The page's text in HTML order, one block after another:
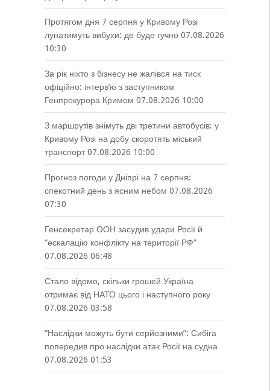
Протягом дня 7 серпня у Кривому Розі
лунатимуть вибухи: де буде гучно 07.08.2026
10:30
За рік ніхто з бізнесу не жалівся на тиск
офіційно: інтерв’ю з заступником
Генпрокурора Кримом 07.08.2026 10:00
З маршрутів знімуть дві третини автобусів: у
Кривому Розі на добу скоротять міський
транспорт 07.08.2026 10:00
Прогноз погоди у Дніпрі на 7 серпня:
спекотний день з ясним небом 07.08.2026
07:30
Генсекретар ООН засудив удари Росії й
“ескалацію конфлікту на території РФ”
07.08.2026 06:48
Стало відомо, скільки грошей Україна
отримає від НАТО цього і наступного року
07.08.2026 03:58
“Наслідки можуть бути серйозними”: Сибіга
попередив про наслідки атак Росії на судна
07.08.2026 01:53